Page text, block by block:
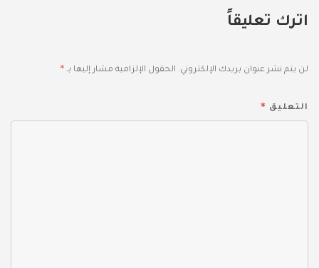
اترك تعليقاً
لن يتم نشر عنوان بريدك الإلكتروني. الحقول الإلزامية مشار إليها بـ *
التعليق *